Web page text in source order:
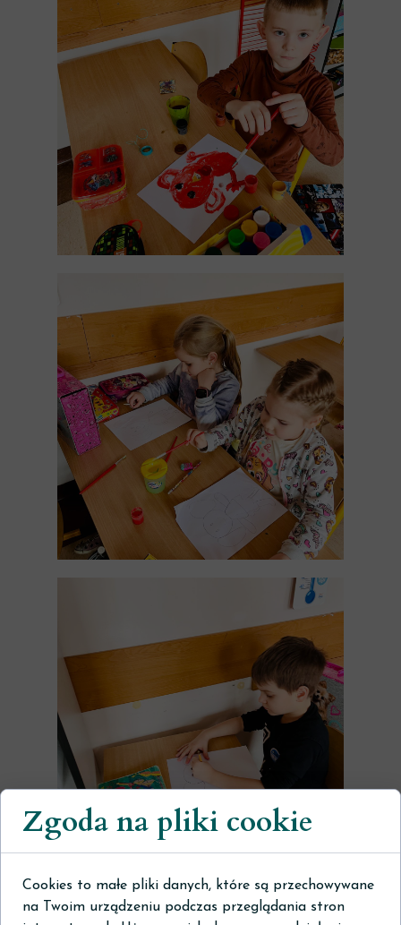
Zgoda na pliki cookie
Cookies to małe pliki danych, które są przechowywane
na Twoim urządzeniu podczas przeglądania stron